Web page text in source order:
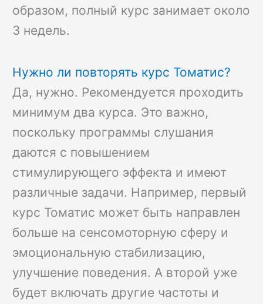
образом, полный курс занимает около
3 недель.
Нужно ли повторять курс Томатис?
Да, нужно. Рекомендуется проходить
минимум два курса. Это важно,
поскольку программы слушания
даются с повышением
стимулирующего эффекта и имеют
различные задачи. Например, первый
курс Томатис может быть направлен
больше на сенсомоторную сферу и
эмоциональную стабилизацию,
улучшение поведения. А второй уже
будет включать другие частоты и